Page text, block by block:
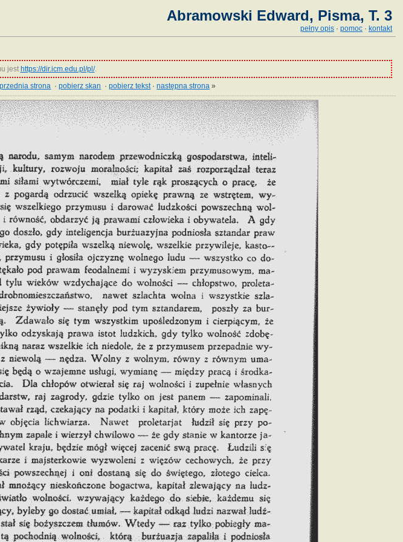
Abramowski Edward, Pisma, T. 3
pełny opis · pomoc · kontakt
jest https://dir.icm.edu.pl/pl/.
strona ·pobierz skan ·pobierz tekst·następna strona »